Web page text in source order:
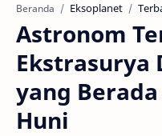
Beranda Eksoplanet
Astronom
Ekstrasurya
yang
Huni